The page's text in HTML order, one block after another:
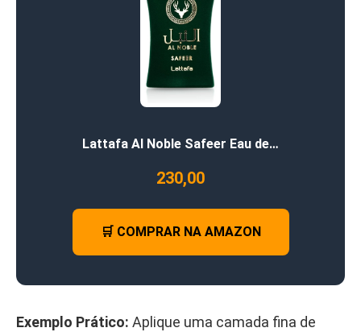
Lattafa Al Noble Safeer Eau de…
230,00
🛒 COMPRAR NA AMAZON
Exemplo Prático: Aplique uma camada fina de